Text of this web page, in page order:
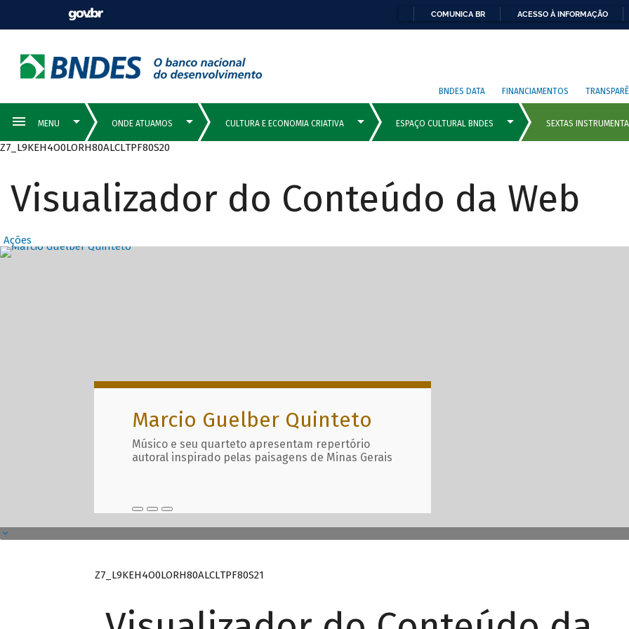
COMUNICA BR ACESSO À INFORMAÇÃO
BNDES DATA FINANCIAMENTOS
Z7_L9KEH4O0LORH80ALCLTPF80S20
Visualizador do Conteúdo da Web
Ações
Destaques Principais com
Marcio Guelber Quinteto
Músico e seu quarteto apresentam repertório
autoral inspirado pelas paisagens de Minas Gerais
Z7_L9KEH4O0LORH80ALCLTPF80S21